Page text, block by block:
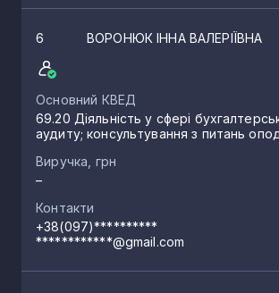
6 ВОРОНЮК ІННА ВАЛЕРІЇВНА
Основний КВЕД
69.20 Діяльність у сфері
аудиту; консультування з питань
Виручка, грн
–
Контакти
+38(097)**********
************@gmail.com